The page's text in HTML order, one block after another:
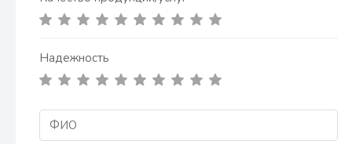
Надежность